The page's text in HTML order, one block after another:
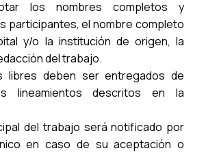
los nombres completos y
participantes, el nombre completo
y/o la institución de origen, la
del trabajo.
libres deben ser entregados de
lineamientos descritos en la
del trabajo será notificado por
en caso de su aceptación o